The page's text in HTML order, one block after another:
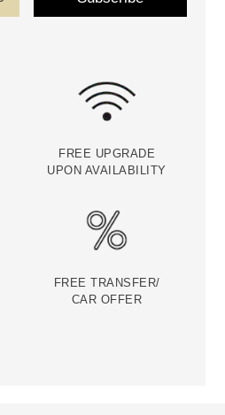
FREE UPGRADE
UPON AVAILABILITY
FREE TRANSFER/
CAR OFFER